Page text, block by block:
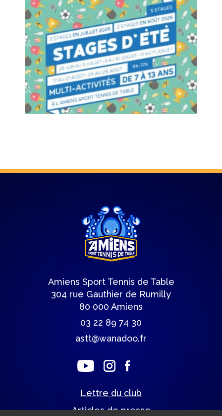
Amiens Sport Tennis de Table
304 rue Gauthier de Rumilly
80 000 Amiens
03 22 89 74 30
astt@wanadoo.fr
Lettre du club
Articles de presse